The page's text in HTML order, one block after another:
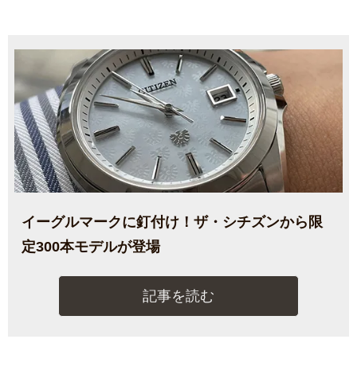
イーグルマークに釘付け！ザ・シチズンから限
定300本モデルが登場
記事を読む